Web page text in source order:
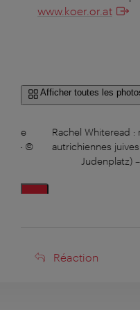
www.koer.or.at
Afficher toutes les
(6e
– ©
Rachel Whiteread
autrichiennes juives
Judenplatz) –
Réaction
Réaction